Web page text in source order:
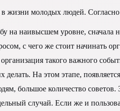
жизни молодых людей.
на наивысшем уровне,
с чего же стоит начинать
такого важного
делать. На этом этапе,
большое количество
случай. Если же и